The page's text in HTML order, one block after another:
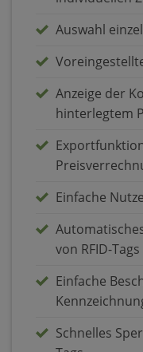
Auswahl
Anzeige der
hinterlegtem
Einfache
von RFID-Tags
Einfache
Schnelles